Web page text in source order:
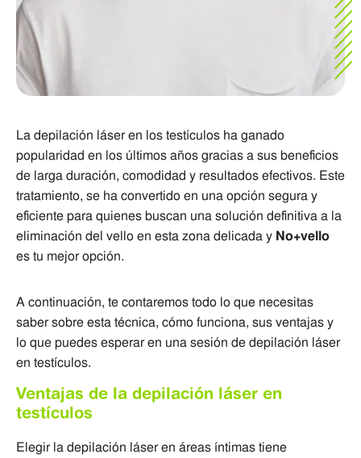
La depilación láser en los testículos ha ganado
popularidad en los últimos años gracias a sus beneficios
de larga duración, comodidad y resultados efectivos. Este
tratamiento, se ha convertido en una opción segura y
eficiente para quienes buscan una solución definitiva a la
eliminación del vello en esta zona delicada y No+vello
es tu mejor opción.
A continuación, te contaremos todo lo que necesitas
saber sobre esta técnica, cómo funciona, sus ventajas y
lo que puedes esperar en una sesión de depilación láser
en testículos.
Ventajas de la depilación láser en
testículos
Elegir la depilación láser en áreas íntimas tiene